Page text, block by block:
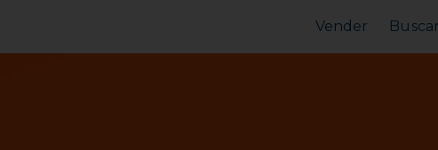
Vender